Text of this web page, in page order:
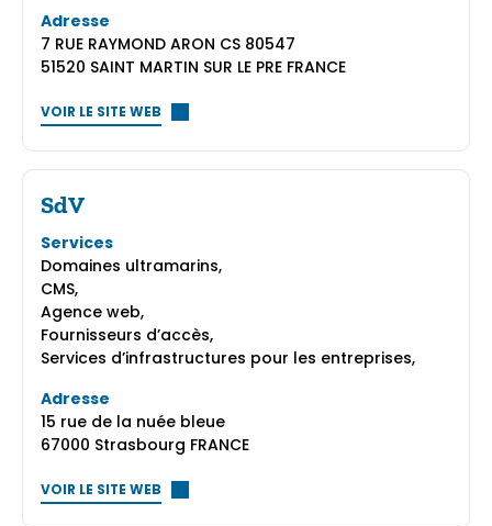
Adresse
7 RUE RAYMOND ARON CS 80547
51520 SAINT MARTIN SUR LE PRE FRANCE
VOIR LE SITE WEB
SdV
Services
Domaines ultramarins,
CMS,
Agence web,
Fournisseurs d’accès,
Services d’infrastructures pour les entreprises,
Adresse
15 rue de la nuée bleue
67000 Strasbourg FRANCE
VOIR LE SITE WEB